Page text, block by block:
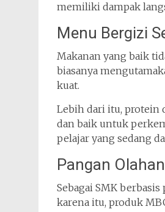
memiliki dampak
Menu Bergizi
Makanan yang baik
biasanya
kuat.
Lebih dari itu, protein
dan baik untuk
pelajar yang sedang
Pangan
Sebagai SMK
karena itu, produk